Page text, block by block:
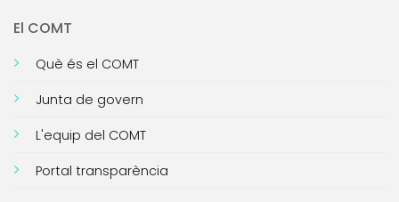
El COMT
Què és el COMT
Junta de govern
L'equip del COMT
Portal transparència